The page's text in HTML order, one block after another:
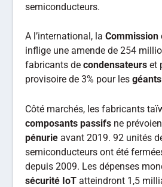
semiconducteurs.
A l’international, laCommission
inflige une amende de 254
fabricants decondensateurs et
provisoire de 3% pour les
Côté marchés, les fabricants
composants passifs ne
pénurie avant 2019. 92 unités
semiconducteurs ont été
depuis 2009. Les dépenses
sécurité IoTatteindront 1,5